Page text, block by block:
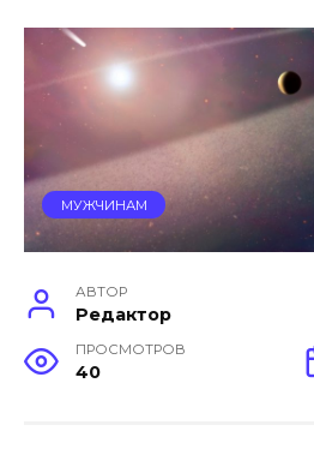
МУЖЧИНАМ
АВТОР
Редактор
ПРОСМОТРОВ
40